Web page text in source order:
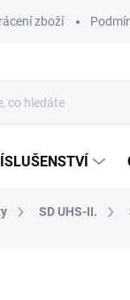
zboží
SD UHS-II.